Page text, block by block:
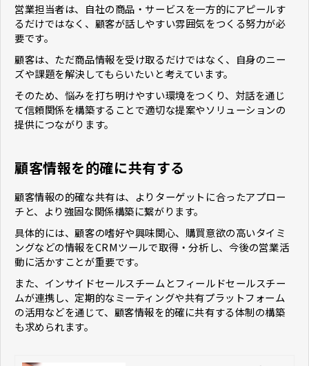
営業担当者は、自社の商品・サービスを一方的にアピールす
るだけではなく、顧客が話しやすい雰囲気をつくる努力が必
要です。
顧客は、ただ商品情報を受け取るだけではなく、自身のニー
ズや課題を解決してもらいたいと考えています。
そのため、悩みを打ち明けやすい環境をつくり、対話を通じ
て信頼関係を構築することで適切な提案やソリューションの
提供につながります。
顧客情報を的確に共有する
顧客情報の的確な共有は、よりターゲットに合ったアプロー
チと、より強固な関係構築に繋がります。
具体的には、顧客の嗜好や興味関心、購買意欲の高いタイミ
ングなどの情報をCRMツールで取得・分析し、今後の営業活
動に活かすことが重要です。
また、インサイドセールスチームとフィールドセールスチー
ムが連携し、定期的なミーティングや共有プラットフォーム
の活用などを通じて、顧客情報を的確に共有する体制の構築
も求められます。